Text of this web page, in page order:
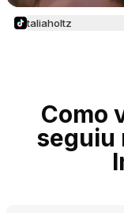
taliaholtz
Como
seguiu